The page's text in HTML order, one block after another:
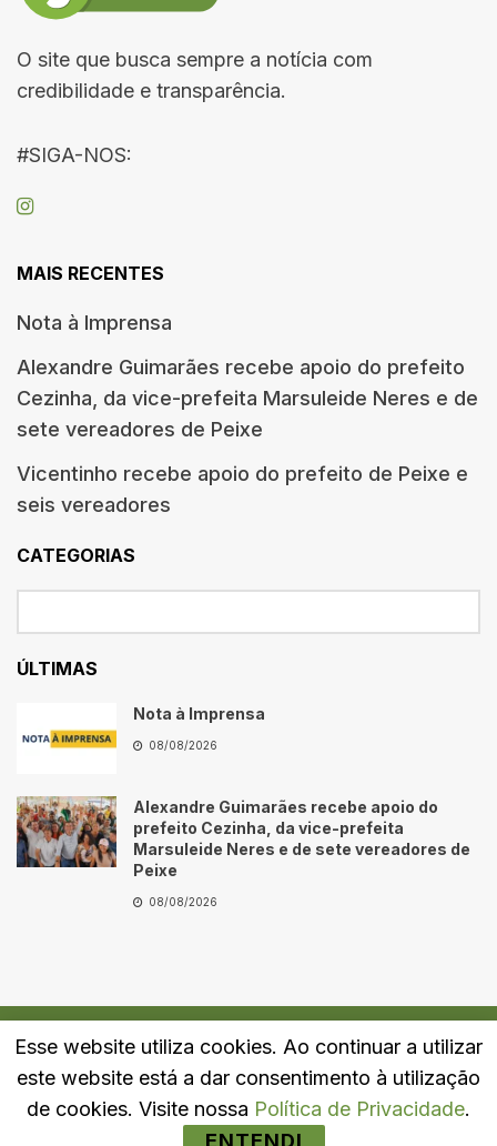
O site que busca sempre a notícia com
credibilidade e transparência.
#SIGA-NOS:
MAIS RECENTES
Nota à Imprensa
Alexandre Guimarães recebe apoio do prefeito
Cezinha, da vice-prefeita Marsuleide Neres e de
sete vereadores de Peixe
Vicentinho recebe apoio do prefeito de Peixe e
seis vereadores
CATEGORIAS
ÚLTIMAS
Nota à Imprensa
08/08/2026
Alexandre Guimarães recebe apoio do
prefeito Cezinha, da vice-prefeita
Marsuleide Neres e de sete vereadores de
Peixe
08/08/2026
Quem Somos Fale Conosco Política de Privacidade
Esse website utiliza cookies. Ao continuar a utilizar
este website está a dar consentimento à utilização
de cookies. Visite nossa Política de Privacidade.
ENTENDI